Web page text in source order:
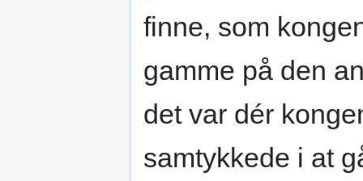
finne, som
gamme på den
det var dér
samtykkede i at